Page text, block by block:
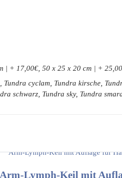
| + 17,00€, 50 x 25 x 20 cm | +
cyclam, Tundra kirsche,
schwarz, Tundra sky, Tundra
Arm-Lymph-Keil mit